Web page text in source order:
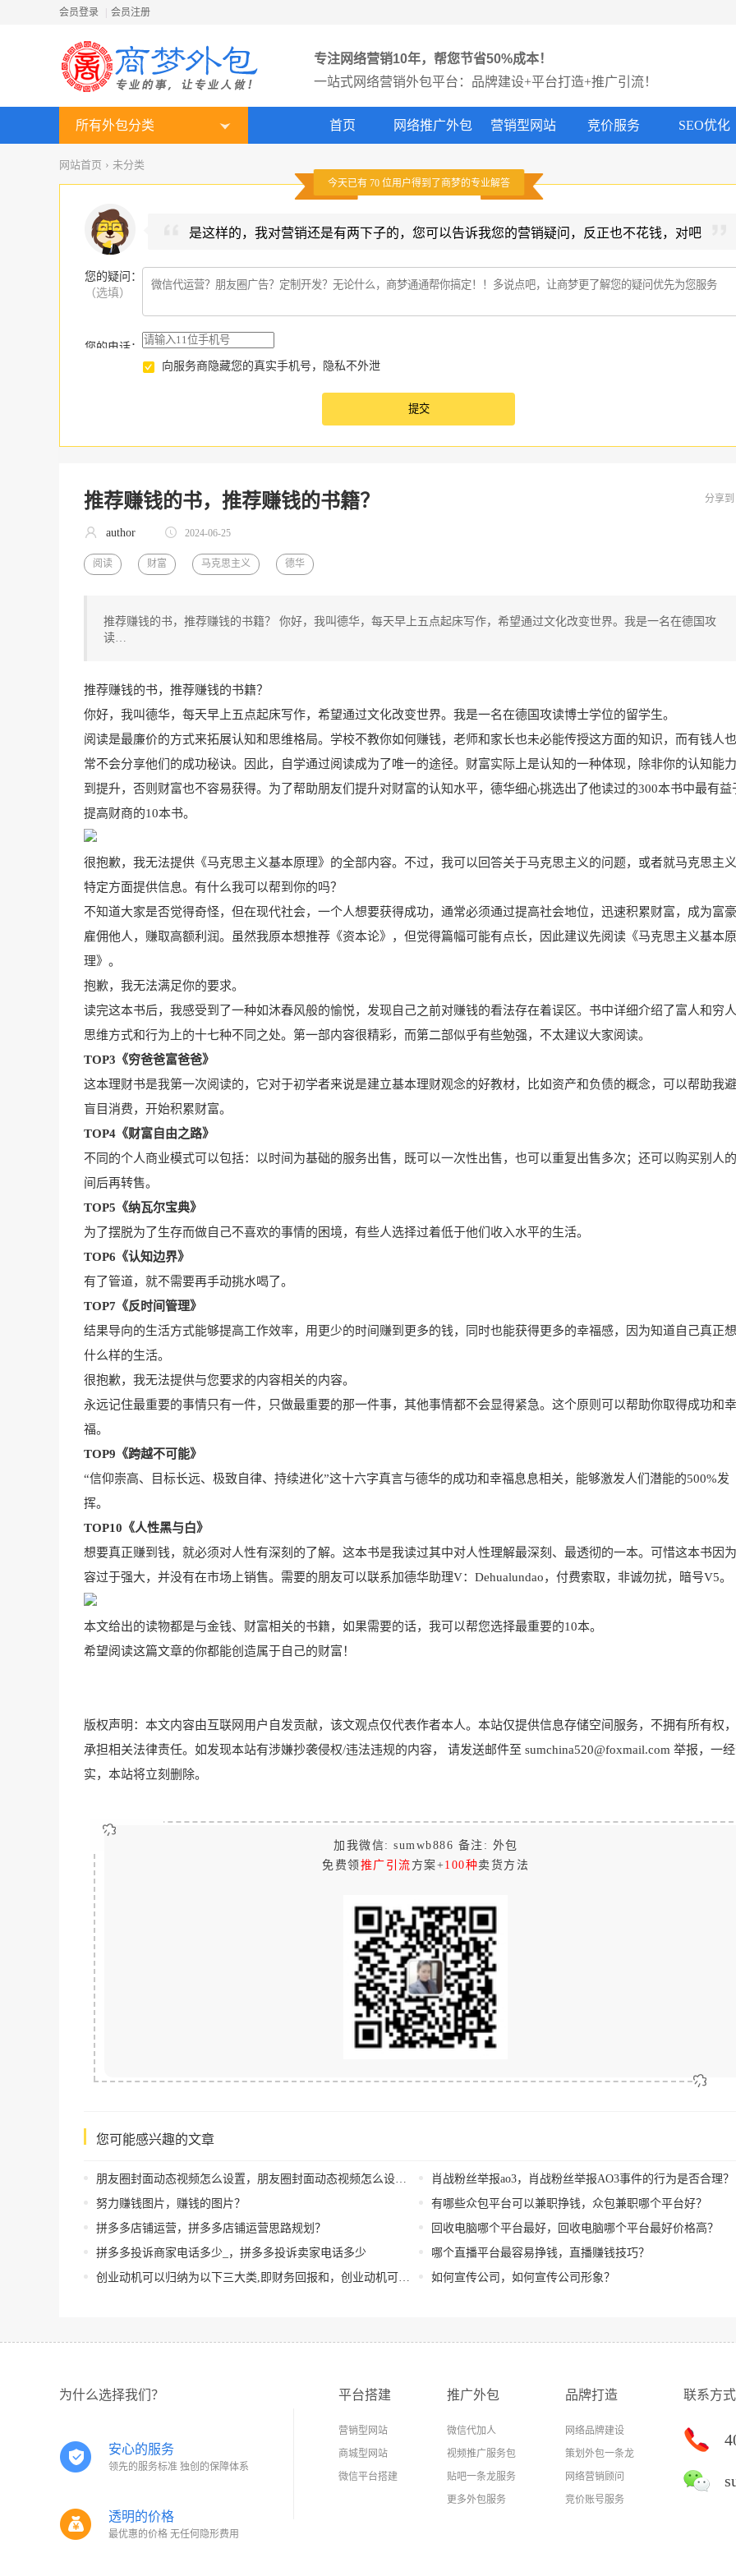
会员登录 会员注册
专注网络营销10年，帮您节省50%成本！
一站式网络营销外包平台：品牌建设+平台打造+推广引流！
所有外包分类 首页 网络推广外包 营销型网站 竞价服务 SEO优化
网站首页 › 未分类
今天已有 70位用户得到了商梦的专业解答
是这样的，我对营销还是有两下子的，您可以告诉我您的营销疑问，反正也不花钱，对吧
您的疑问
（选填）
：
您的电话：
向服务商隐藏您的真实手机号，隐私不外泄
推荐赚钱的书，推荐赚钱的书籍？ 分享到
author 2024-06-25
阅读 财富 马克思主义 德华
推荐赚钱的书，推荐赚钱的书籍？ 你好，我叫德华，每天早上五点起床写作，希望通过文化改变世界。我是一名在德国攻
读…
推荐赚钱的书，推荐赚钱的书籍？
你好，我叫德华，每天早上五点起床写作，希望通过文化改变世界。我是一名在德国攻读博士学位的留学生。
阅读是最廉价的方式来拓展认知和思维格局。学校不教你如何赚钱，老师和家长也未必能传授这方面的知识，而有钱人
常不会分享他们的成功秘诀。因此，自学通过阅读成为了唯一的途径。财富实际上是认知的一种体现，除非你的认知能
到提升，否则财富也不容易获得。为了帮助朋友们提升对财富的认知水平，德华细心挑选出了他读过的300本书中最有益
提高财商的10本书。
很抱歉，我无法提供《马克思主义基本原理》的全部内容。不过，我可以回答关于马克思主义的问题，或者就马克思主
特定方面提供信息。有什么我可以帮到你的吗？
不知道大家是否觉得奇怪，但在现代社会，一个人想要获得成功，通常必须通过提高社会地位，迅速积累财富，成为富豪
雇佣他人，赚取高额利润。虽然我原本想推荐《资本论》，但觉得篇幅可能有点长，因此建议先阅读《马克思主义基本原
理》。
抱歉，我无法满足你的要求。
读完这本书后，我感受到了一种如沐春风般的愉悦，发现自己之前对赚钱的看法存在着误区。书中详细介绍了富人和穷
思维方式和行为上的十七种不同之处。第一部内容很精彩，而第二部似乎有些勉强，不太建议大家阅读。
TOP3《穷爸爸富爸爸》
这本理财书是我第一次阅读的，它对于初学者来说是建立基本理财观念的好教材，比如资产和负债的概念，可以帮助我
盲目消费，开始积累财富。
TOP4《财富自由之路》
不同的个人商业模式可以包括：以时间为基础的服务出售，既可以一次性出售，也可以重复出售多次；还可以购买别人
间后再转售。
TOP5《纳瓦尔宝典》
为了摆脱为了生存而做自己不喜欢的事情的困境，有些人选择过着低于他们收入水平的生活。
TOP6《认知边界》
有了管道，就不需要再手动挑水喝了。
TOP7《反时间管理》
结果导向的生活方式能够提高工作效率，用更少的时间赚到更多的钱，同时也能获得更多的幸福感，因为知道自己真正
什么样的生活。
很抱歉，我无法提供与您要求的内容相关的内容。
永远记住最重要的事情只有一件，只做最重要的那一件事，其他事情都不会显得紧急。这个原则可以帮助你取得成功和幸
福。
TOP9《跨越不可能》
“信仰崇高、目标长远、极致自律、持续进化”这十六字真言与德华的成功和幸福息息相关，能够激发人们潜能的500%发
挥。
TOP10《人性黑与白》
想要真正赚到钱，就必须对人性有深刻的了解。这本书是我读过其中对人性理解最深刻、最透彻的一本。可惜这本书因
容过于强大，并没有在市场上销售。需要的朋友可以联系加德华助理V：Dehualundao，付费索取，非诚勿扰，暗号V5。
本文给出的读物都是与金钱、财富相关的书籍，如果需要的话，我可以帮您选择最重要的10本。
希望阅读这篇文章的你都能创造属于自己的财富！
版权声明：本文内容由互联网用户自发贡献，该文观点仅代表作者本人。本站仅提供信息存储空间服务，不拥有所有权
承担相关法律责任。如发现本站有涉嫌抄袭侵权/违法违规的内容， 请发送邮件至 sumchina520@foxmail.com 举报，一
实，本站将立刻删除。
加我微信: sumwb886 备注: 外包
免费领 推广引流 方案+100种卖货方法
您可能感兴趣的文章
朋友圈封面动态视频怎么设置，朋友圈封面动态视频怎么设置方法？
努力赚钱图片，赚钱的图片？
拼多多店铺运营，拼多多店铺运营思路规划？
拼多多投诉商家电话多少_，拼多多投诉卖家电话多少
创业动机可以归纳为以下三大类,即财务回报和，创业动机可以归纳为以下三大类即财务回报什么和什么？
肖战粉丝举报ao3，肖战粉丝举报AO3事件的行为是否合理？
有哪些众包平台可以兼职挣钱，众包兼职哪个平台好？
回收电脑哪个平台最好，回收电脑哪个平台最好价格高？
哪个直播平台最容易挣钱，直播赚钱技巧？
如何宣传公司，如何宣传公司形象？
为什么选择我们？
安心的服务
领先的服务标准 独创的保障体系
透明的价格
最优惠的价格 无任何隐形费用
平台搭建
营销型网站
商城型网站
微信平台搭建
推广外包
微信代加人
视频推广服务包
贴吧一条龙服务
更多外包服务
品牌打造
网络品牌建设
策划外包一条龙
网络营销顾问
竞价账号服务
联系方式